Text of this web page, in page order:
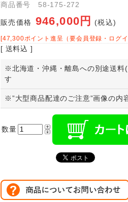
商品番号 58-175-272
販売価格 946,000円 (税込)
[47,300ポイント進呈（要会員登録・ログ
[ 送料込 ]
※北海道・沖縄・離島への別途送料
す
※”大型商品配達のご注意”画像の内
数量